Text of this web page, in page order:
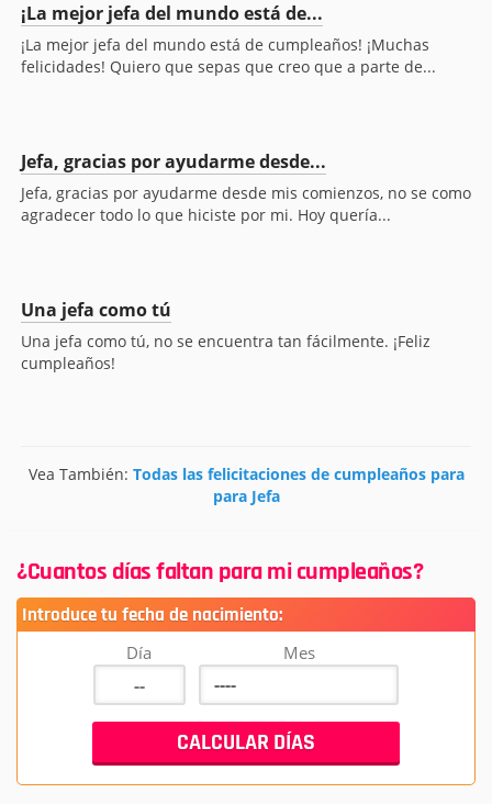
¡La mejor jefa del mundo está de...
¡La mejor jefa del mundo está de cumpleaños! ¡Muchas
felicidades! Quiero que sepas que creo que a parte de...
Jefa, gracias por ayudarme desde...
Jefa, gracias por ayudarme desde mis comienzos, no se como
agradecer todo lo que hiciste por mi. Hoy quería...
Una jefa como tú
Una jefa como tú, no se encuentra tan fácilmente. ¡Feliz
cumpleaños!
Vea También: Todas las felicitaciones de cumpleaños para
para Jefa
¿Cuantos días faltan para mi cumpleaños?
Introduce tu fecha de nacimiento:
Día Mes